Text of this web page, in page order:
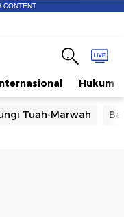
CONTENT
Hukum
Tuah-Marwah